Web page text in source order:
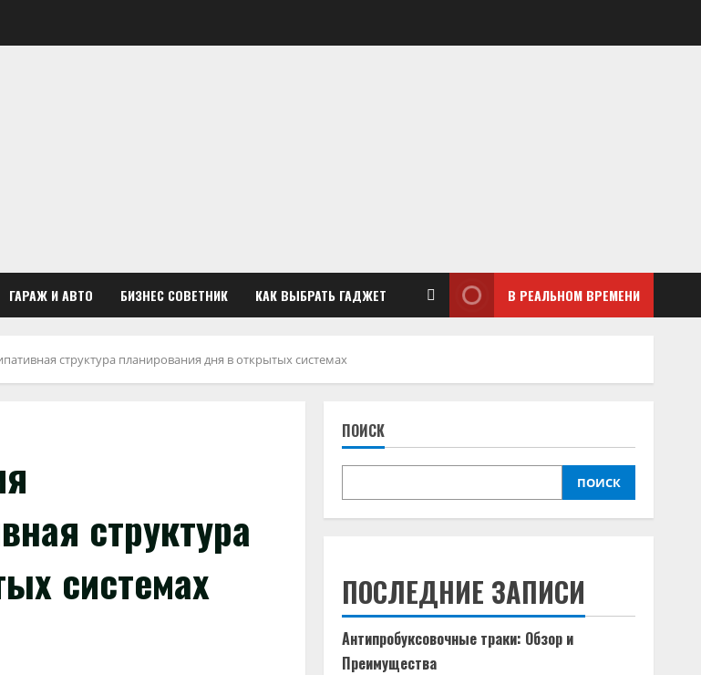
ГАРАЖ И АВТО БИЗНЕС СОВЕТНИК КАК ВЫБРАТЬ ГАДЖЕТ В РЕАЛЬНОМ ВРЕМЕНИ
структура планирования дня в открытых системах
структура
системах
ПОИСК
ПОИСК
ПОСЛЕДНИЕ ЗАПИСИ
Антипробуксовочные траки: Обзор и
Преимущества